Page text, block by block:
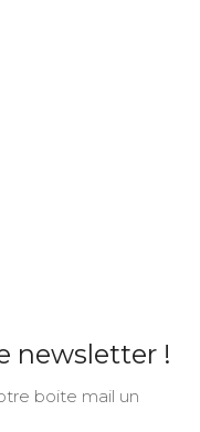
newsletter !
boite mail un